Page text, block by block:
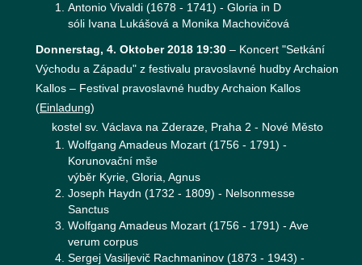
Antonio Vivaldi (1678 - 1741) - Gloria in D
sóli Ivana Lukášová a Monika Machovičová
Donnerstag, 4. Oktober 2018 19:30 – Koncert "Setkání
Východu a Západu" z festivalu pravoslavné hudby Archaion
Kallos – Festival pravoslavné hudby Archaion Kallos
(Einladung)
kostel sv. Václava na Zderaze, Praha 2 - Nové Město
Wolfgang Amadeus Mozart (1756 - 1791) -
Korunovační mše
výběr Kyrie, Gloria, Agnus
Joseph Haydn (1732 - 1809) - Nelsonmesse
Sanctus
Wolfgang Amadeus Mozart (1756 - 1791) - Ave
verum corpus
Sergej Vasiljevič Rachmaninov (1873 - 1943) -